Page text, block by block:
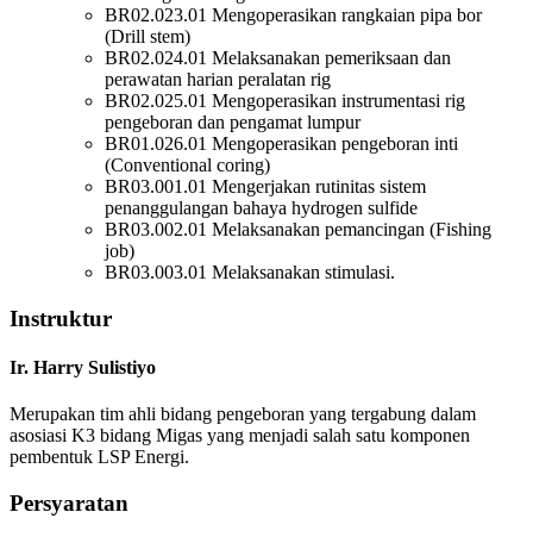
BR02.023.01 Mengoperasikan rangkaian pipa bor
(Drill stem)
BR02.024.01 Melaksanakan pemeriksaan dan
perawatan harian peralatan rig
BR02.025.01 Mengoperasikan instrumentasi rig
pengeboran dan pengamat lumpur
BR01.026.01 Mengoperasikan pengeboran inti
(Conventional coring)
BR03.001.01 Mengerjakan rutinitas sistem
penanggulangan bahaya hydrogen sulfide
BR03.002.01 Melaksanakan pemancingan (Fishing
job)
BR03.003.01 Melaksanakan stimulasi.
Instruktur
Ir. Harry Sulistiyo
Merupakan tim ahli bidang pengeboran yang tergabung dalam
asosiasi K3 bidang Migas yang menjadi salah satu komponen
pembentuk LSP Energi.
Persyaratan